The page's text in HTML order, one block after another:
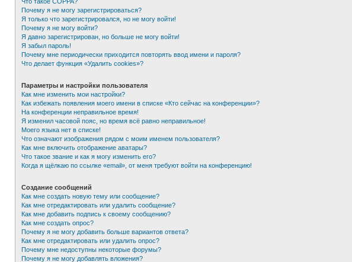
Почему я не могу зарегистрироваться?
Я только что зарегистрировался, но не могу войти!
Почему я не могу войти?
Я давно зарегистрирован, но больше не могу войти!
Я забыл пароль!
Почему мне периодически приходится повторять ввод имени и пароля?
Что делает функция «Удалить cookies»?
Параметры и настройки пользователя
Как мне изменить мои настройки?
Как избежать появления моего имени в списке «Кто сейчас на конференции»?
На конференции неправильное время!
Я изменил часовой пояс, но время всё равно неправильное!
Моего языка нет в списке!
Что означают изображения рядом с моим именем пользователя?
Как мне включить отображение аватары?
Что такое звание и как я могу изменить его?
Когда я щёлкаю по ссылке «email», от меня требуют войти на конференцию!
Создание сообщений
Как мне создать новую тему или сообщение?
Как мне отредактировать или удалить сообщение?
Как мне добавить подпись к своему сообщению?
Как мне создать опрос?
Почему я не могу добавить больше вариантов ответа?
Как мне отредактировать или удалить опрос?
Почему мне недоступны некоторые форумы?
Почему я не могу добавлять вложения?